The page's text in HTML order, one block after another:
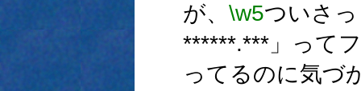
が、 \w5ついさ
******.***」って
ってるのに気づ